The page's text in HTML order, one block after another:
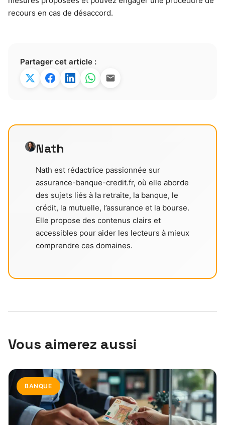
recours en cas de désaccord.
Partager cet article :
Nath
Nath est rédactrice passionnée sur
assurance-banque-credit.fr, où elle aborde
des sujets liés à la retraite, la banque, le
crédit, la mutuelle, l’assurance et la bourse.
Elle propose des contenus clairs et
accessibles pour aider les lecteurs à mieux
comprendre ces domaines.
Vous aimerez aussi
BANQUE